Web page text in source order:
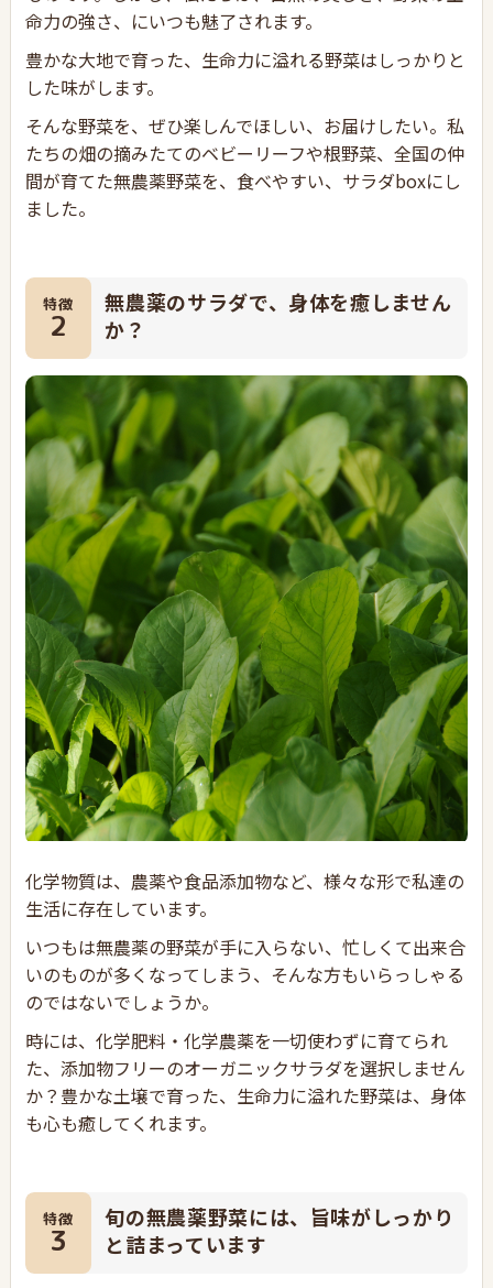
命力の強さ、にいつも魅了されます。
豊かな大地で育った、生命力に溢れる野菜はしっかりと
した味がします。
そんな野菜を、ぜひ楽しんでほしい、お届けしたい。私
たちの畑の摘みたてのベビーリーフや根野菜、全国の仲
間が育てた無農薬野菜を、食べやすい、サラダboxにし
ました。
特徴
2
無農薬のサラダで、身体を癒しません
か？
化学物質は、農薬や食品添加物など、様々な形で私達の
生活に存在しています。
いつもは無農薬の野菜が手に入らない、忙しくて出来合
いのものが多くなってしまう、そんな方もいらっしゃる
のではないでしょうか。
時には、化学肥料・化学農薬を一切使わずに育てられ
た、添加物フリーのオーガニックサラダを選択しません
か？豊かな土壌で育った、生命力に溢れた野菜は、身体
も心も癒してくれます。
特徴
3
旬の無農薬野菜には、旨味がしっかり
と詰まっています